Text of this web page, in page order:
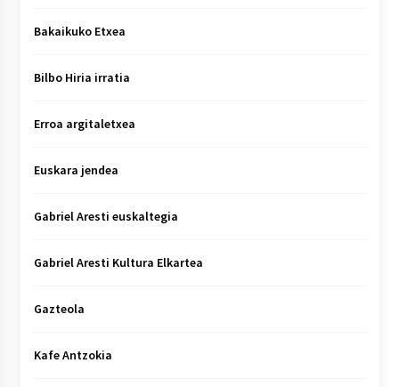
Bakaikuko Etxea
Bilbo Hiria irratia
Erroa argitaletxea
Euskara jendea
Gabriel Aresti euskaltegia
Gabriel Aresti Kultura Elkartea
Gazteola
Kafe Antzokia